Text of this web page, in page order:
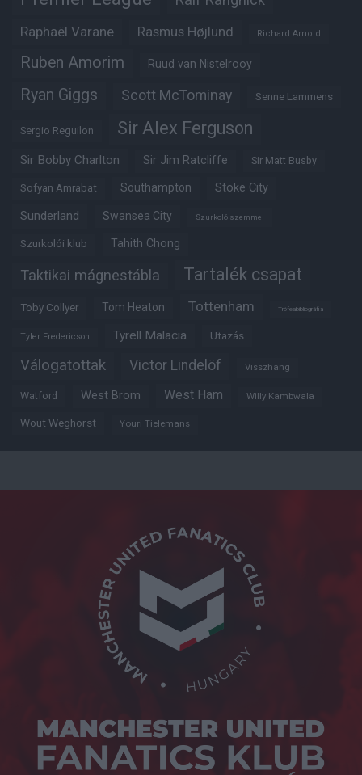
Raphaël Varane Rasmus Højlund Richard Arnold
Ruben Amorim Ruud van Nistelrooy
Ryan Giggs Scott McTominay Senne Lammens
Sergio Reguilon Sir Alex Ferguson
Sir Bobby Charlton Sir Jim Ratcliffe Sir Matt Busby
Sofyan Amrabat Southampton Stoke City
Sunderland Swansea City Szurkoló szemmel
Szurkolói klub Tahith Chong
Taktikai mágnestábla Tartalék csapat
Toby Collyer Tom Heaton Tottenham Trófeabibliográfia
Tyler Fredericson Tyrell Malacia Utazás
Válogatottak Victor Lindelöf Visszhang
Watford West Brom West Ham Willy Kambwala
Wout Weghorst Youri Tielemans